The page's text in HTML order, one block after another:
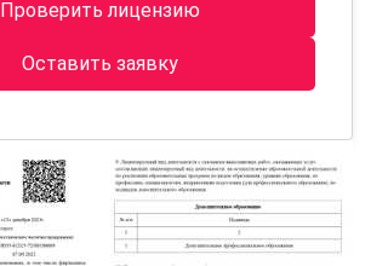
Проверить лицензию
Оставить заявку